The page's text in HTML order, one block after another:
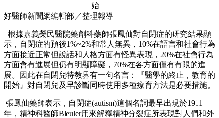
始
好醫師新聞網編輯部／整理報導
根據嘉義榮民醫院藥劑科藥師張鳳仙對自閉症的研究結果顯
示，自閉症的預後1%~2%和常人無異，10%在語言和社會行為
方面接近正常但說話和人格方面有怪異表現，20%在社會行為
方面會有進展但仍有明顯障礙，70%在各方面僅有有限的進
展。因此在自閉兒特教界有一句名言：『醫學的終止，教育的
開始』對自閉兒及早診斷同時使用多種療育方法是必要措施。
張鳳仙藥師表示，自閉症(autism)這個名詞最早出現於1911
年，精神科醫師Bleuler用來解釋精神分裂症所表現對人們和外